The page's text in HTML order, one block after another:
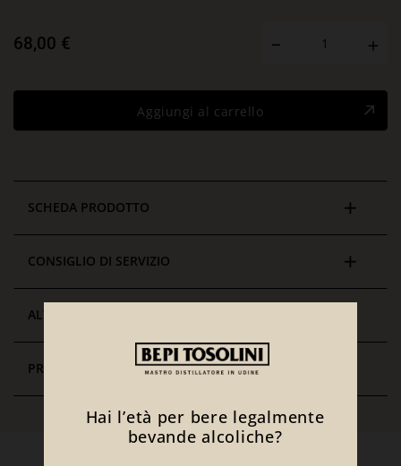
68,00 €
Aggiungi al carrello
SCHEDA PRODOTTO
CONSIGLIO DI SERVIZIO
ALTRE CURIOSITÀ
PREMI E PUNTEGGI
Hai l’età per bere legalmente
bevande alcoliche?